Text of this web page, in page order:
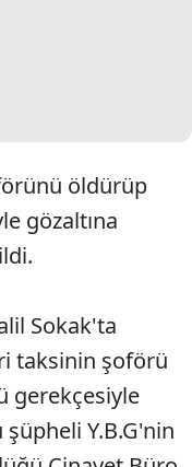
öldürüp
gözaltına
Sokak'ta
taksinin şoförü
gerekçesiyle
Y.B.G'nin